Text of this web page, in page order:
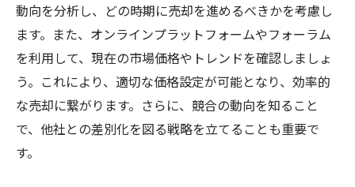
動向を分析し、どの時期に売却を進めるべきかを考慮し
ます。また、オンラインプラットフォームやフォーラム
を利用して、現在の市場価格やトレンドを確認しましょ
う。これにより、適切な価格設定が可能となり、効率的
な売却に繋がります。さらに、競合の動向を知ること
で、他社との差別化を図る戦略を立てることも重要で
す。